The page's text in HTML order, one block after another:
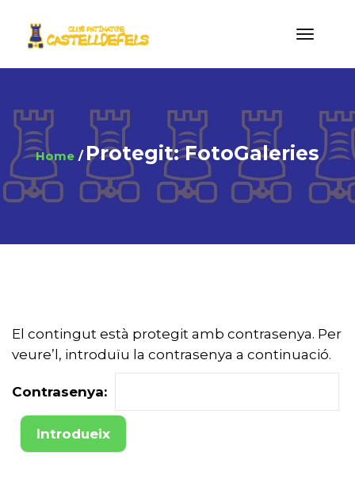
Home Protegit: FotoGaleries
El contingut està protegit amb contrasenya. Per
veure’l, introduïu la contrasenya a continuació.
Contrasenya: